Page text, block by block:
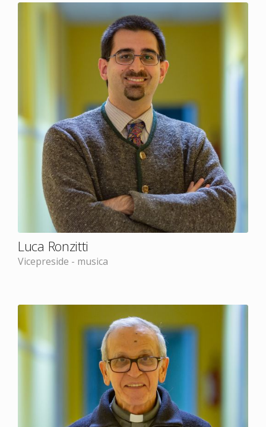
Luca Ronzitti
Vicepreside - musica